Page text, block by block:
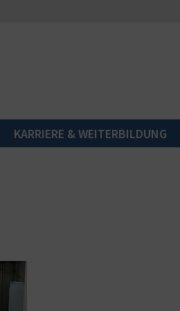
KARRIERE & WEITERBILDUNG